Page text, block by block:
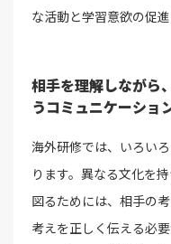
な活動と学習意欲の促進
相手を理解しながら
うコミュニケーショ
海外研修では、いろい
ります。異なる文化を
図るためには、相手の
考えを正しく伝える必